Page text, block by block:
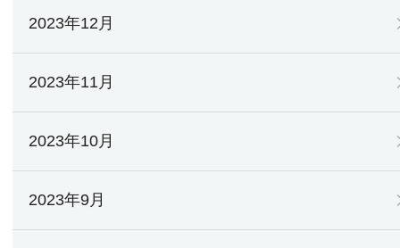
2023年12月
2023年11月
2023年10月
2023年9月